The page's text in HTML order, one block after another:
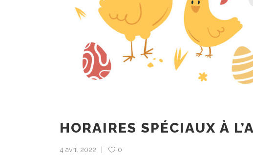
HORAIRES SPÉCIAUX À
4 avril 2022 0